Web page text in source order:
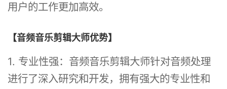
用户的工作更加高效。
【音频音乐剪辑大师优势】
1. 专业性强：音频音乐剪辑大师针对音频处理
进行了深入研究和开发，拥有强大的专业性和